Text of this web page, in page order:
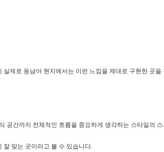
제로 동남아 현지에서는 이런 느낌을 제대로 구현한 곳을
공간까지 전체적인 흐름을 중요하게 생각하는 스타일의 스
잘 맞는 곳이라고 볼 수 있습니다.